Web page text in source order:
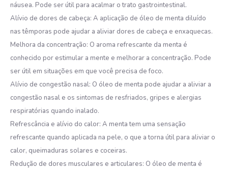
náusea. Pode ser útil para acalmar o trato gastrointestinal.
Alívio de dores de cabeça: A aplicação de óleo de menta diluído
nas têmporas pode ajudar a aliviar dores de cabeça e enxaquecas.
Melhora da concentração: O aroma refrescante da menta é
conhecido por estimular a mente e melhorar a concentração. Pode
ser útil em situações em que você precisa de foco.
Alívio de congestão nasal: O óleo de menta pode ajudar a aliviar a
congestão nasal e os sintomas de resfriados, gripes e alergias
respiratórias quando inalado.
Refrescância e alívio do calor: A menta tem uma sensação
refrescante quando aplicada na pele, o que a torna útil para aliviar o
calor, queimaduras solares e coceiras.
Redução de dores musculares e articulares: O óleo de menta é